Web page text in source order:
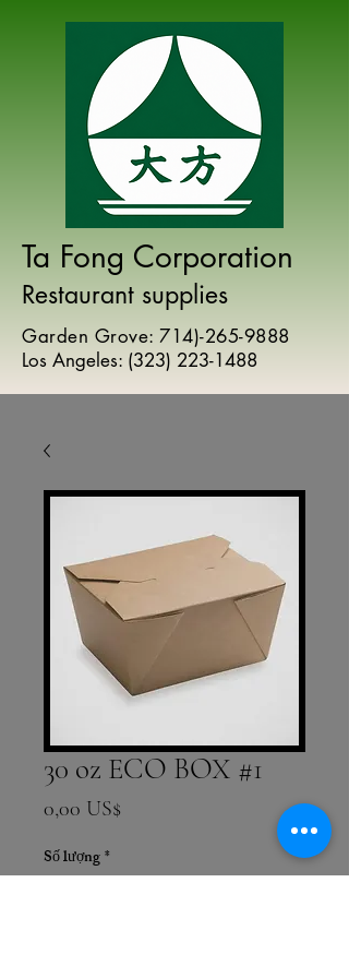
Ta Fong Corporation
Restaurant supplies
Garden Grove:714)-265-9888
Los Angeles: (323) 223-1488
30 oz ECO BOX #1
0,00 US$
Số lượng*